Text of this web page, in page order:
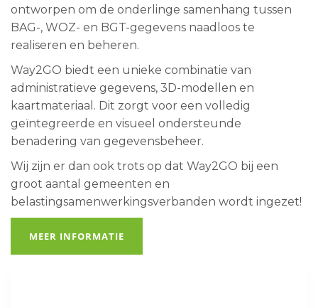
ontworpen om de onderlinge samenhang tussen
BAG-, WOZ- en BGT-gegevens naadloos te
realiseren en beheren.
Way2GO biedt een unieke combinatie van
administratieve gegevens, 3D-modellen en
kaartmateriaal. Dit zorgt voor een volledig
geïntegreerde en visueel ondersteunde
benadering van gegevensbeheer.
Wij zijn er dan ook trots op dat Way2GO bij een
groot aantal gemeenten en
belastingsamenwerkingsverbanden wordt ingezet!
MEER INFORMATIE